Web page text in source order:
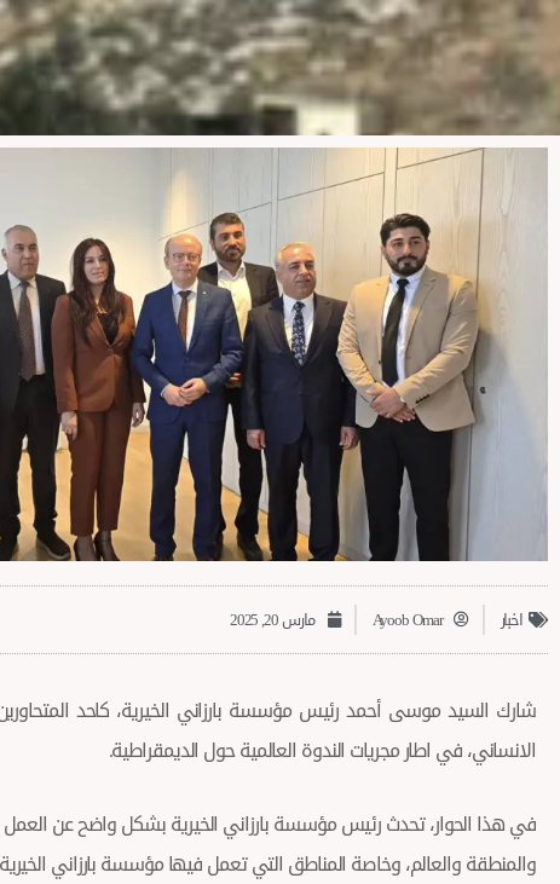
اخبار Ayoob Omar مارس 20, 2025
شارك السيد موسى أحمد رئيس مؤسسة بارزاني الخيرية، كاحد
الانساني، في اطار مجريات الندوة العالمية حول الديمقراطية.
في هذا الحوار، تحدث رئيس مؤسسة بارزاني الخيرية بشكل واضح عن العمل
والمنطقة والعالم، وخاصة المناطق التي تعمل فيها مؤسسة بارزاني